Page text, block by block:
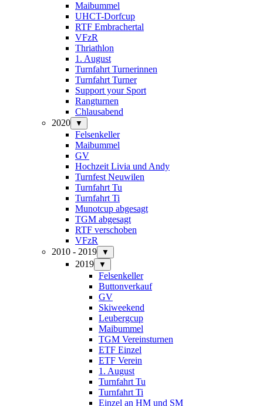
Maibummel
UHCT-Dorfcup
RTF Embrachertal
VFzR
Thriathlon
1. August
Turnfahrt Turnerinnen
Turnfahrt Turner
Support your Sport
Rangturnen
Chlausabend
2020
▼
Felsenkeller
Maibummel
GV
Hochzeit Livia und Andy
Turnfest Neuwilen
Turnfahrt Tu
Turnfahrt Ti
Munotcup abgesagt
TGM abgesagt
RTF verschoben
VFzR
2010 - 2019
▼
2019 ▼
Felsenkeller
Buttonverkauf
GV
Skiweekend
Leubergcup
Maibummel
TGM Vereinsturnen
ETF Einzel
ETF Verein
1. August
Turnfahrt Tu
Turnfahrt Ti
Einzel an HM und SM